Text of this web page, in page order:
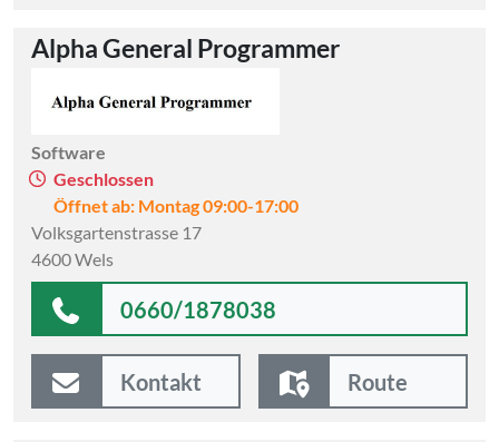
Alpha General Programmer
Software
Geschlossen
Öffnet ab: Montag 09:00-17:00
Volksgartenstrasse 17
4600 Wels
0660/1878038
Kontakt Route